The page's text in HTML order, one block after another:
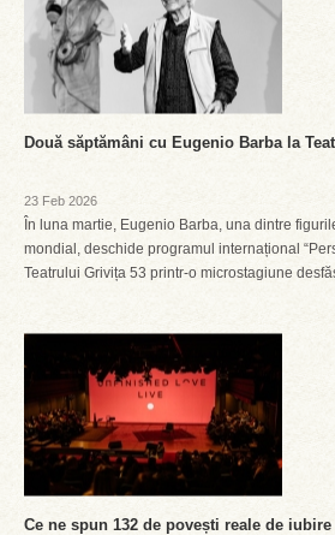
Două săptămâni cu Eugenio Barba la
23 Feb 2026
În luna martie, Eugenio Barba, una dintre
mondial, deschide programul internațional
Teatrului Grivița 53 printr-o microstagiune
Ce ne spun 132 de povești reale de